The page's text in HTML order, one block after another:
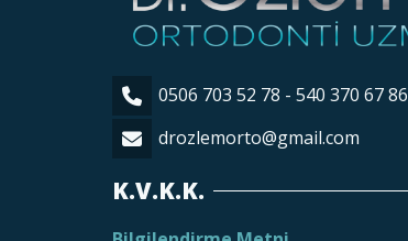
0506 703 52 78 - 540 370 67 86
drozlemorto@gmail.com
K.V.K.K.